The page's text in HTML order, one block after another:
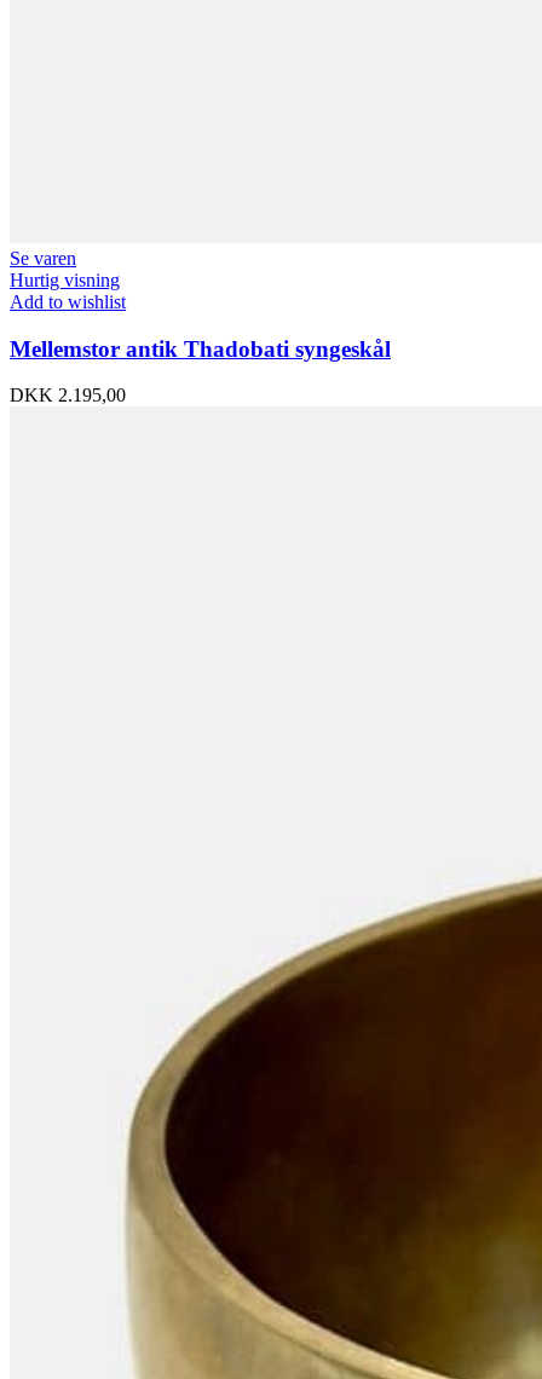
Se varen
Hurtig visning
Add to wishlist
Mellemstor antik Thadobati syngeskål
DKK 2.195,00